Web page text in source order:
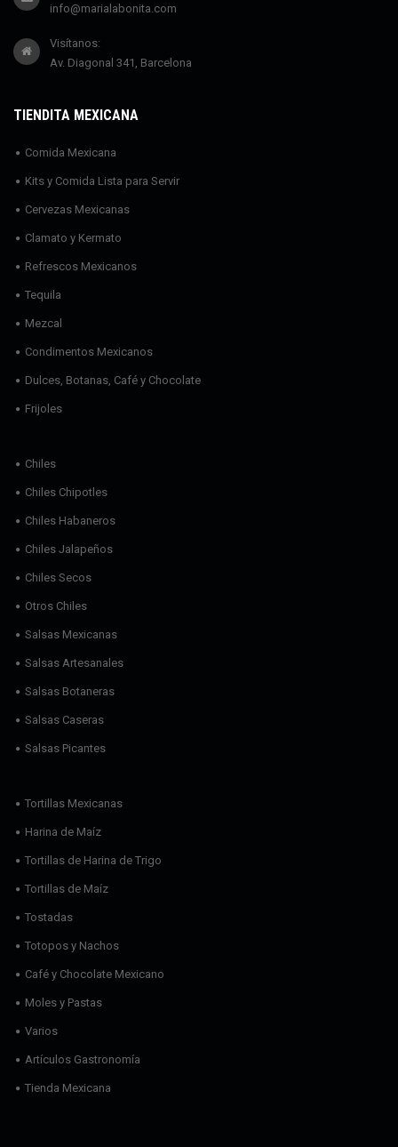
info@marialabonita.com
Visítanos:
Av. Diagonal 341, Barcelona
TIENDITA MEXICANA
Comida Mexicana
Kits y Comida Lista para Servir
Cervezas Mexicanas
Clamato y Kermato
Refrescos Mexicanos
Tequila
Mezcal
Condimentos Mexicanos
Dulces, Botanas, Café y Chocolate
Frijoles
Chiles
Chiles Chipotles
Chiles Habaneros
Chiles Jalapeños
Chiles Secos
Otros Chiles
Salsas Mexicanas
Salsas Artesanales
Salsas Botaneras
Salsas Caseras
Salsas Picantes
Tortillas Mexicanas
Harina de Maíz
Tortillas de Harina de Trigo
Tortillas de Maíz
Tostadas
Totopos y Nachos
Café y Chocolate Mexicano
Moles y Pastas
Varios
Artículos Gastronomía
Tienda Mexicana